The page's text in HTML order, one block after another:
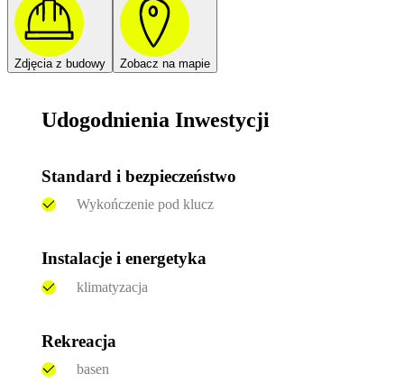
Zdjęcia z budowy Zobacz na mapie
Udogodnienia Inwestycji
Standard i bezpieczeństwo
Wykończenie pod klucz
Instalacje i energetyka
klimatyzacja
Rekreacja
basen